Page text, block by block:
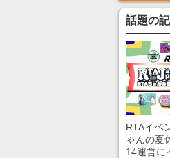
話題の
RTAイベ
ゃんの夏
14運営に